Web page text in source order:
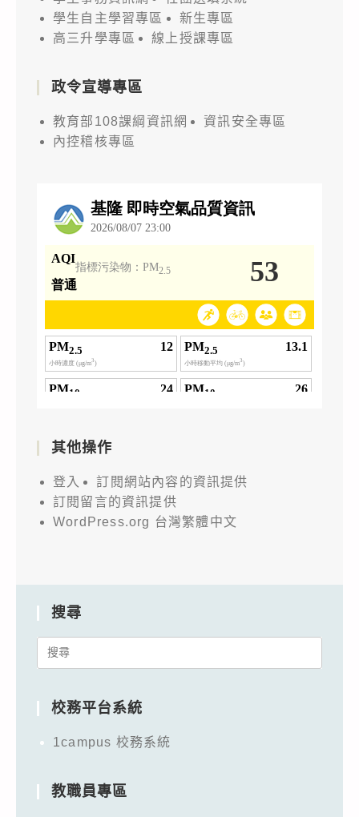
學生自主學習專區
新生專區
高三升學專區
線上授課專區
政令宣導專區
教育部108課綱資訊網
資訊安全專區
內控稽核專區
其他操作
登入
訂閱網站內容的資訊提供
訂閱留言的資訊提供
WordPress.org 台灣繁體中文
搜尋
Search
校務平台系統
1campus 校務系統
教職員專區